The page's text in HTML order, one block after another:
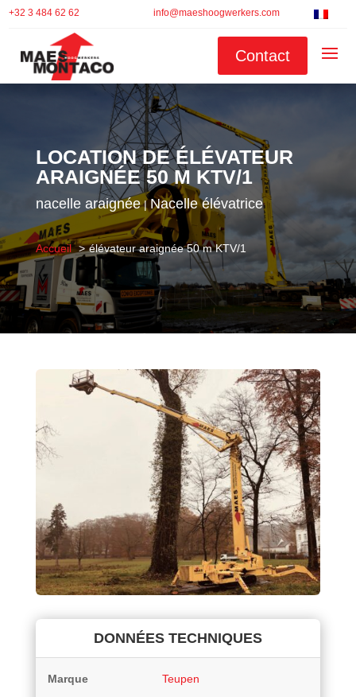
+32 3 484 62 62 info@maeshoogwerkers.com
Contact
LOCATION DE ÉLÉVATEUR
ARAIGNÉE 50 M KTV/1
nacelle araignée| Nacelle élévatrice
Accueil élévateur araignée 50 m KTV/1
DONNÉES TECHNIQUES
Marque Teupen